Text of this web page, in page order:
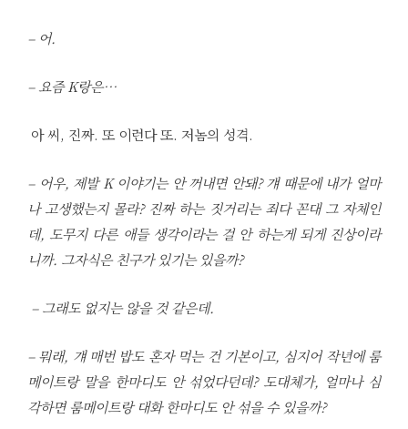
– 어.
– 요즘 K랑은…
아 씨, 진짜. 또 이런다 또. 저놈의 성격.
– 어우, 제발 K 이야기는 안 꺼내면 안돼? 걔 때문에 내가 얼마
나 고생했는지 몰라? 진짜 하는 짓거리는 죄다 꼰대 그 자체인
데, 도무지 다른 애들 생각이라는 걸 안 하는게 되게 진상이라
니까. 그자식은 친구가 있기는 있을까?
– 그래도 없지는 않을 것 같은데.
– 뭐래, 걔 매번 밥도 혼자 먹는 건 기본이고, 심지어 작년에 룸
메이트랑 말을 한마디도 안 섞었다던데? 도대체가, 얼마나 심
각하면 룸메이트랑 대화 한마디도 안 섞을 수 있을까?